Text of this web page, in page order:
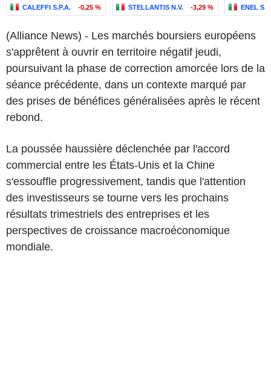
CALEFFI S.P.A. -0,25 % STELLANTIS N.V. -3,29 % ENEL
(Alliance News) - Les marchés boursiers européens
s'apprêtent à ouvrir en territoire négatif jeudi,
poursuivant la phase de correction amorcée lors de la
séance précédente, dans un contexte marqué par
des prises de bénéfices généralisées après le récent
rebond.
La poussée haussière déclenchée par l'accord
commercial entre les États-Unis et la Chine
s'essouffle progressivement, tandis que l'attention
des investisseurs se tourne vers les prochains
résultats trimestriels des entreprises et les
perspectives de croissance macroéconomique
mondiale.